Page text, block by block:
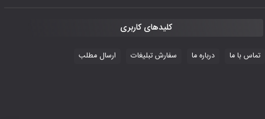
کلیدهای کاربری
تماس با ما درباره ما سفارش تبلیغات ارسال مطلب